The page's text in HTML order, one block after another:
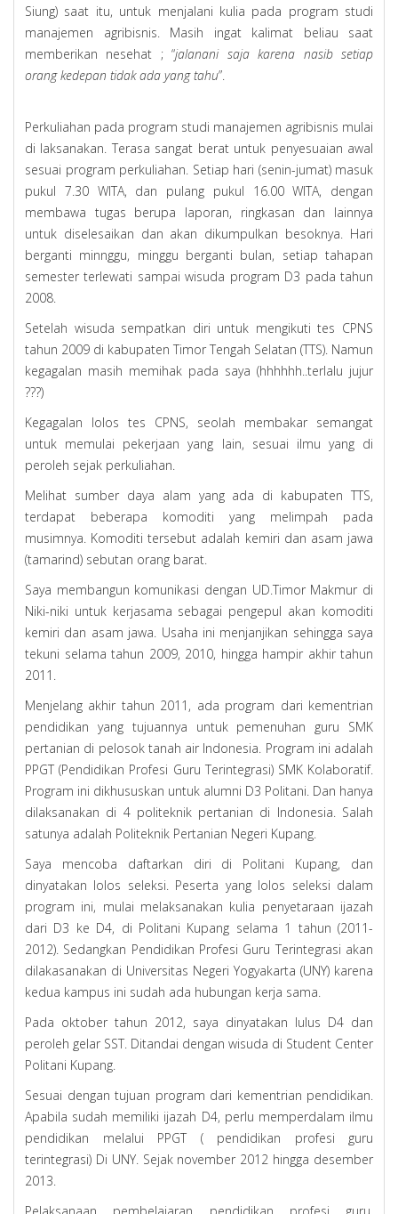
Siung) saat itu, untuk menjalani kulia pada program studi
manajemen agribisnis. Masih ingat kalimat beliau saat
memberikan nesehat ; “jalanani saja karena nasib setiap
orang kedepan tidak ada yang tahu”.
Perkuliahan pada program studi manajemen agribisnis mulai
di laksanakan. Terasa sangat berat untuk penyesuaian awal
sesuai program perkuliahan. Setiap hari (senin-jumat) masuk
pukul 7.30 WITA, dan pulang pukul 16.00 WITA, dengan
membawa tugas berupa laporan, ringkasan dan lainnya
untuk diselesaikan dan akan dikumpulkan besoknya. Hari
berganti minnggu, minggu berganti bulan, setiap tahapan
semester terlewati sampai wisuda program D3 pada tahun
2008.
Setelah wisuda sempatkan diri untuk mengikuti tes CPNS
tahun 2009 di kabupaten Timor Tengah Selatan (TTS). Namun
kegagalan masih memihak pada saya (hhhhhh..terlalu jujur
???)
Kegagalan lolos tes CPNS, seolah membakar semangat
untuk memulai pekerjaan yang lain, sesuai ilmu yang di
peroleh sejak perkuliahan.
Melihat sumber daya alam yang ada di kabupaten TTS,
terdapat beberapa komoditi yang melimpah pada
musimnya. Komoditi tersebut adalah kemiri dan asam jawa
(tamarind) sebutan orang barat.
Saya membangun komunikasi dengan UD.Timor Makmur di
Niki-niki untuk kerjasama sebagai pengepul akan komoditi
kemiri dan asam jawa. Usaha ini menjanjikan sehingga saya
tekuni selama tahun 2009, 2010, hingga hampir akhir tahun
2011.
Menjelang akhir tahun 2011, ada program dari kementrian
pendidikan yang tujuannya untuk pemenuhan guru SMK
pertanian di pelosok tanah air Indonesia. Program ini adalah
PPGT (Pendidikan Profesi Guru Terintegrasi) SMK Kolaboratif.
Program ini dikhususkan untuk alumni D3 Politani. Dan hanya
dilaksanakan di 4 politeknik pertanian di Indonesia. Salah
satunya adalah Politeknik Pertanian Negeri Kupang.
Saya mencoba daftarkan diri di Politani Kupang, dan
dinyatakan lolos seleksi. Peserta yang lolos seleksi dalam
program ini, mulai melaksanakan kulia penyetaraan ijazah
dari D3 ke D4, di Politani Kupang selama 1 tahun (2011-
2012). Sedangkan Pendidikan Profesi Guru Terintegrasi akan
dilakasanakan di Universitas Negeri Yogyakarta (UNY) karena
kedua kampus ini sudah ada hubungan kerja sama.
Pada oktober tahun 2012, saya dinyatakan lulus D4 dan
peroleh gelar SST. Ditandai dengan wisuda di Student Center
Politani Kupang.
Sesuai dengan tujuan program dari kementrian pendidikan.
Apabila sudah memiliki ijazah D4, perlu memperdalam ilmu
pendidikan melalui PPGT ( pendidikan profesi guru
terintegrasi) Di UNY. Sejak november 2012 hingga desember
2013.